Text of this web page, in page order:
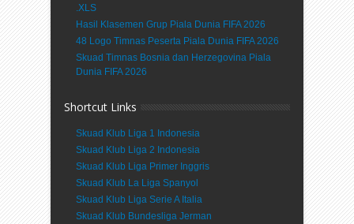
.XLS
Hasil Klasemen Grup Piala Dunia FIFA 2026
48 Logo Timnas Peserta Piala Dunia FIFA 2026
Skuad Timnas Bosnia dan Herzegovina Piala
Dunia FIFA 2026
Shortcut Links
Skuad Klub Liga 1 Indonesia
Skuad Klub Liga 2 Indonesia
Skuad Klub Liga Primer Inggris
Skuad Klub La Liga Spanyol
Skuad Klub Liga Serie A Italia
Skuad Klub Bundesliga Jerman